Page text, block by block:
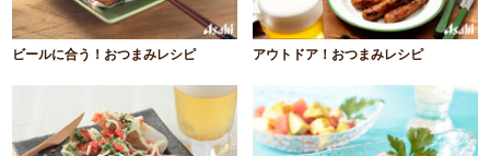
ビールに合う！おつまみレシピ アウトドア！おつまみレシピ